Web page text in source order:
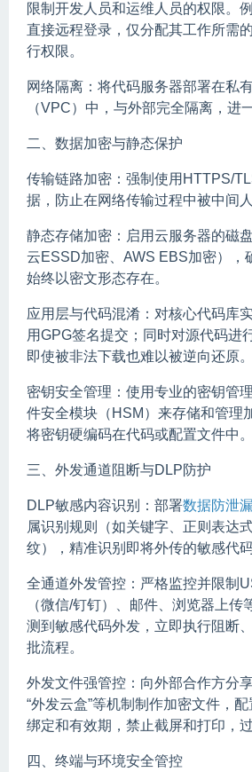
限制开发人员和运维人员的权限。
直接远程登录，仅分配其工作所需
行权限。
网络隔离：将代码服务器部署在私
（VPC）中，与外部完全隔离，进
二、数据加密与静态保护
传输链路加密：强制使用HTTPS/
据，防止在网络传输过程中被中间
静态存储加密：启用云服务器的磁
云ESSD加密、AWS EBS加密），
始终以密文形态存在。
应用层与代码混淆：对核心代码库
用GPG签名提交；同时对源代码进
即使被非法下载也难以被逆向还原。
密钥安全管理：使用专业的密钥管
件安全模块（HSM）来存储和管理
将密钥硬编码在代码或配置文件中。
三、外发通道阻断与DLP防护
DLP敏感内容识别：部署数据防泄
属识别规则（如关键字、正则表达
纹），精准识别即将外传的敏感代码
全通道外发管控：严格监控并限制
（微信/钉钉）、邮件、浏览器上传
测到敏感代码外发，立即执行阻断
批流程。
外发文件强管控：向外部合作方分
“外发云盒”等机制制作加密文件，
绑定和有效期，禁止截屏和打印，
四、终端与环境安全管控